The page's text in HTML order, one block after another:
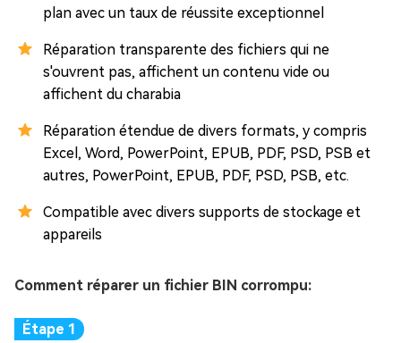
plan avec un taux de réussite exceptionnel
Réparation transparente des fichiers qui ne
s'ouvrent pas, affichent un contenu vide ou
affichent du charabia
Réparation étendue de divers formats, y compris
Excel, Word, PowerPoint, EPUB, PDF, PSD, PSB et
autres, PowerPoint, EPUB, PDF, PSD, PSB, etc.
Compatible avec divers supports de stockage et
appareils
Comment réparer un fichier BIN corrompu: